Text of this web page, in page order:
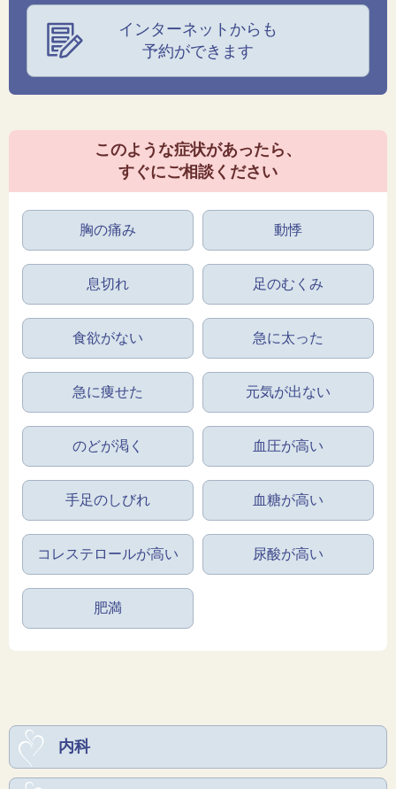
インターネットからも
予約ができます
このような症状があったら、
すぐにご相談ください
胸の痛み 動悸
息切れ 足のむくみ
食欲がない 急に太った
急に痩せた 元気が出ない
のどが渇く 血圧が高い
手足のしびれ 血糖が高い
コレステロールが高い 尿酸が高い
肥満
内科